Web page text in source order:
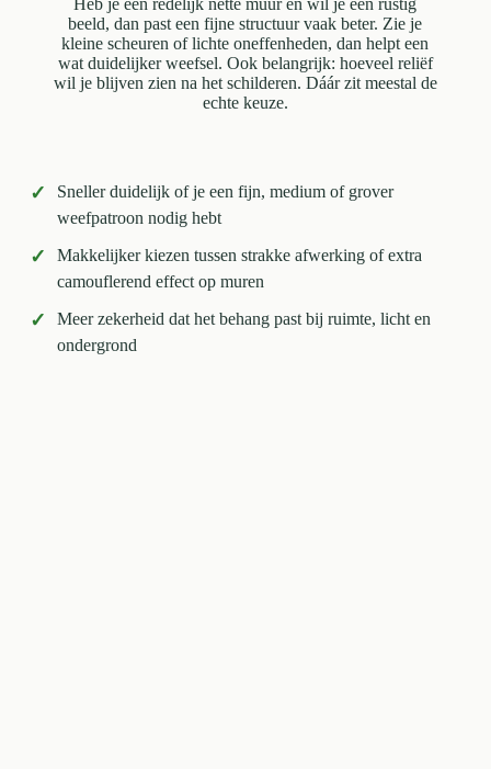
Heb je een redelijk nette muur en wil je een rustig
beeld, dan past een fijne structuur vaak beter. Zie je
kleine scheuren of lichte oneffenheden, dan helpt een
wat duidelijker weefsel. Ook belangrijk: hoeveel reliëf
wil je blijven zien na het schilderen. Dáár zit meestal de
echte keuze.
✓
Sneller duidelijk of je een fijn, medium of grover
weefpatroon nodig hebt
✓
Makkelijker kiezen tussen strakke afwerking of extra
camouflerend effect op muren
✓
Meer zekerheid dat het behang past bij ruimte, licht en
ondergrond